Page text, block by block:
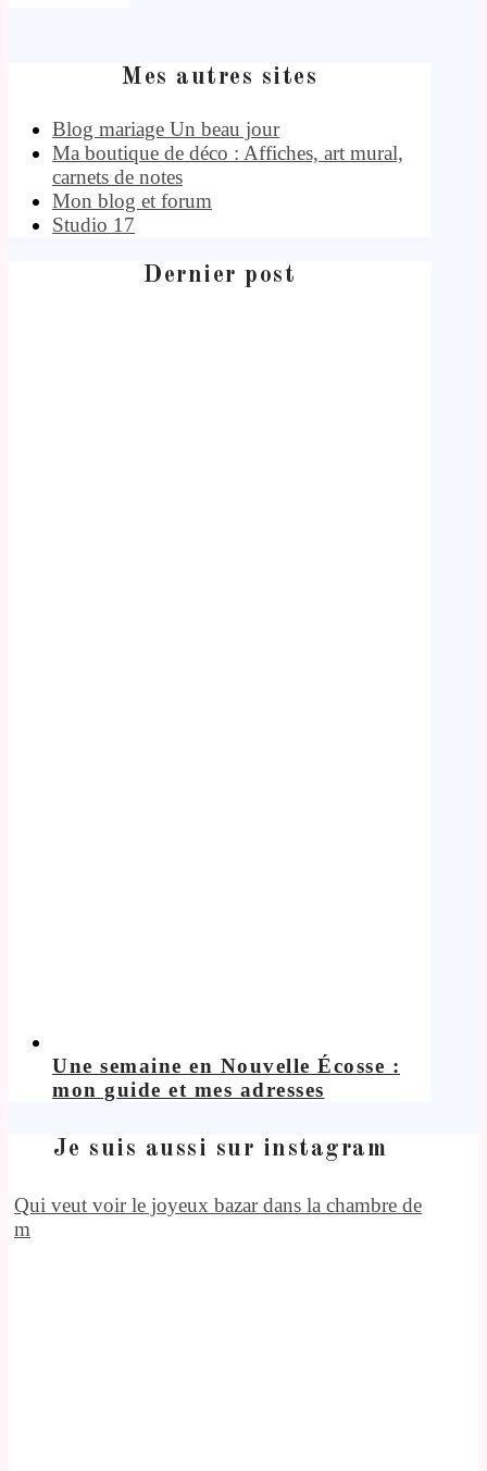
Mes autres sites
Blog mariage Un beau jour
Ma boutique de déco : Affiches, art mural,
carnets de notes
Mon blog et forum
Studio 17
Dernier post
Une semaine en Nouvelle Écosse :
mon guide et mes adresses
Je suis aussi sur instagram
Qui veut voir le joyeux bazar dans la chambre de
m